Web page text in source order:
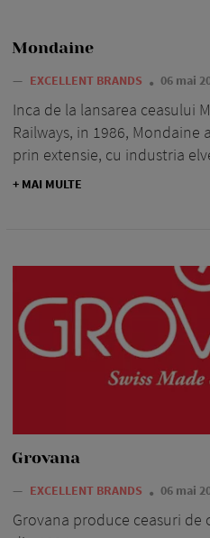
Mondaine
— EXCELLENT BRANDS 06 mai
Inca de la lansarea ceasului
Railways, in 1986, Mondaine
prin extensie, cu industria
+ MAI MULTE
Grovana
— EXCELLENT BRANDS 06 mai
Grovana produce ceasuri